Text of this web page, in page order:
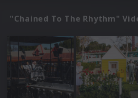
"Chained To The Rhythm"